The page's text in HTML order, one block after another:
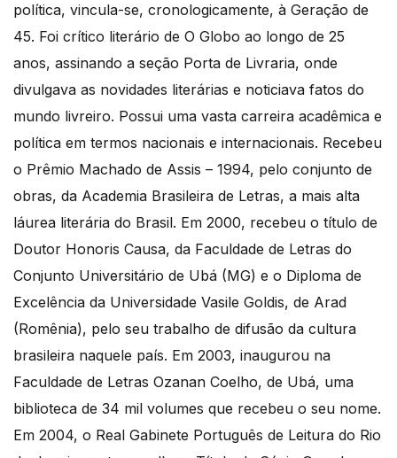
política, vincula-se, cronologicamente, à Geração de
45. Foi crítico literário de O Globo ao longo de 25
anos, assinando a seção Porta de Livraria, onde
divulgava as novidades literárias e noticiava fatos do
mundo livreiro. Possui uma vasta carreira acadêmica e
política em termos nacionais e internacionais. Recebeu
o Prêmio Machado de Assis – 1994, pelo conjunto de
obras, da Academia Brasileira de Letras, a mais alta
láurea literária do Brasil. Em 2000, recebeu o título de
Doutor Honoris Causa, da Faculdade de Letras do
Conjunto Universitário de Ubá (MG) e o Diploma de
Excelência da Universidade Vasile Goldis, de Arad
(Romênia), pelo seu trabalho de difusão da cultura
brasileira naquele país. Em 2003, inaugurou na
Faculdade de Letras Ozanan Coelho, de Ubá, uma
biblioteca de 34 mil volumes que recebeu o seu nome.
Em 2004, o Real Gabinete Português de Leitura do Rio